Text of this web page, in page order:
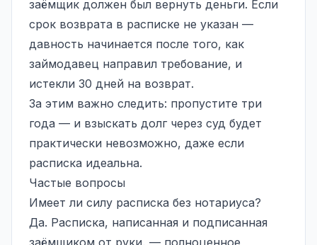
заёмщик должен был вернуть деньги. Если
срок возврата в расписке не указан —
давность начинается после того, как
займодавец направил требование, и
истекли 30 дней на возврат.
За этим важно следить: пропустите три
года — и взыскать долг через суд будет
практически невозможно, даже если
расписка идеальна.
Частые вопросы
Имеет ли силу расписка без нотариуса?
Да. Расписка, написанная и подписанная
заёмщиком от руки, — полноценное